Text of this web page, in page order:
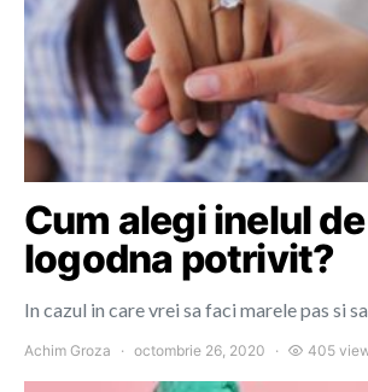
Cum alegi inelul de
logodna potrivit?
In cazul in care vrei sa faci marele pas si
Achim Groza octombrie 26, 2020 405